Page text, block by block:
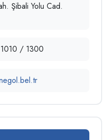
Şibali Yolu Cad.
/ 1300